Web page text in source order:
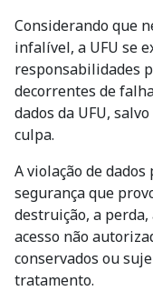
Considerando que
infalível, a UFU se
responsabilidades
decorrentes de
dados da UFU,
culpa.
A violação de
segurança que
destruição, a
acesso não
conservados ou
tratamento.